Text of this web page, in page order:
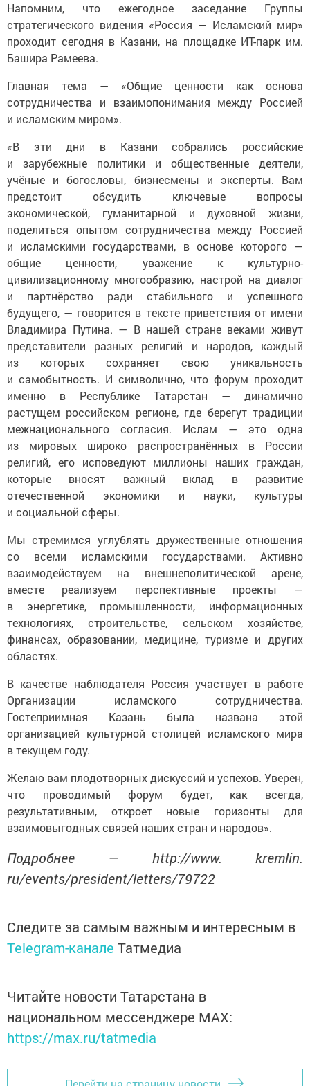
Напомним, что ежегодное заседание Группы
стратегического видения «Россия — Исламский мир»
проходит сегодня в Казани, на площадке ИТ-парк им.
Башира Рамеева.
Главная тема — «Общие ценности как основа
сотрудничества и взаимопонимания между Россией
и исламским миром».
«В эти дни в Казани собрались российские
и зарубежные политики и общественные деятели,
учёные и богословы, бизнесмены и эксперты. Вам
предстоит обсудить ключевые вопросы
экономической, гуманитарной и духовной жизни,
поделиться опытом сотрудничества между Россией
и исламскими государствами, в основе которого —
общие ценности, уважение к культурно-
цивилизационному многообразию, настрой на диалог
и партнёрство ради стабильного и успешного
будущего, — говорится в тексте приветствия от имени
Владимира Путина. — В нашей стране веками живут
представители разных религий и народов, каждый
из которых сохраняет свою уникальность
и самобытность. И символично, что форум проходит
именно в Республике Татарстан — динамично
растущем российском регионе, где берегут традиции
межнационального согласия. Ислам — это одна
из мировых широко распространённых в России
религий, его исповедуют миллионы наших граждан,
которые вносят важный вклад в развитие
отечественной экономики и науки, культуры
и социальной сферы.
Мы стремимся углублять дружественные отношения
со всеми исламскими государствами. Активно
взаимодействуем на внешнеполитической арене,
вместе реализуем перспективные проекты —
в энергетике, промышленности, информационных
технологиях, строительстве, сельском хозяйстве,
финансах, образовании, медицине, туризме и других
областях.
В качестве наблюдателя Россия участвует в работе
Организации исламского сотрудничества.
Гостеприимная Казань была названа этой
организацией культурной столицей исламского мира
в текущем году.
Желаю вам плодотворных дискуссий и успехов. Уверен,
что проводимый форум будет, как всегда,
результативным, откроет новые горизонты для
взаимовыгодных связей наших стран и народов».
Подробнее — http://www. kremlin.
ru/events/president/letters/79722
Следите за самым важным и интересным в
Telegram-канале Татмедиа
Читайте новости Татарстана в
национальном мессенджере MАХ:
https://max.ru/tatmedia